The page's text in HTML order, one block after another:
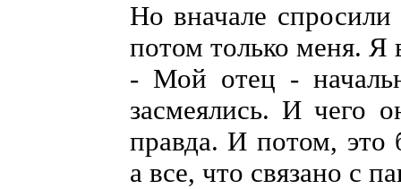
Но вначале
потом только меня. Я
- Мой отец -
засмеялись. И чего
правда. И потом, это
а все, что связано с